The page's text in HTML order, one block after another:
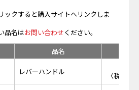
ックすると購入サイトへリンクしま
品名はお問い合わせください。
品名
レバーハンドル
〈税抜価